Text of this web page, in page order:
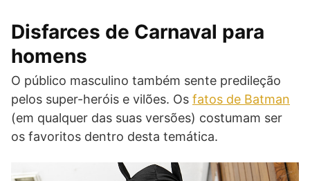
Disfarces de Carnaval para
homens
O público masculino também sente predileção
pelos super-heróis e vilões. Os fatos de Batman
(em qualquer das suas versões) costumam ser
os favoritos dentro desta temática.